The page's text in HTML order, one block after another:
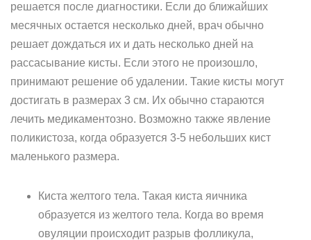
решается после диагностики. Если до ближайших
месячных остается несколько дней, врач обычно
решает дождаться их и дать несколько дней на
рассасывание кисты. Если этого не произошло,
принимают решение об удалении. Такие кисты могут
достигать в размерах 3 см. Их обычно стараются
лечить медикаментозно. Возможно также явление
поликистоза, когда образуется 3-5 небольших кист
маленького размера.
Киста желтого тела. Такая киста яичника
образуется из желтого тела. Когда во время
овуляции происходит разрыв фолликула,